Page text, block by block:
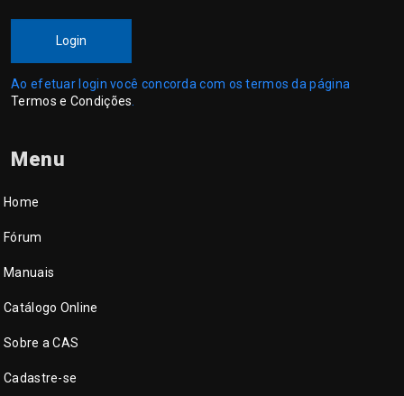
Login
Ao efetuar login você concorda com os termos da página
Termos e Condições
Menu
Home
Fórum
Manuais
Catálogo Online
Sobre a CAS
Cadastre-se